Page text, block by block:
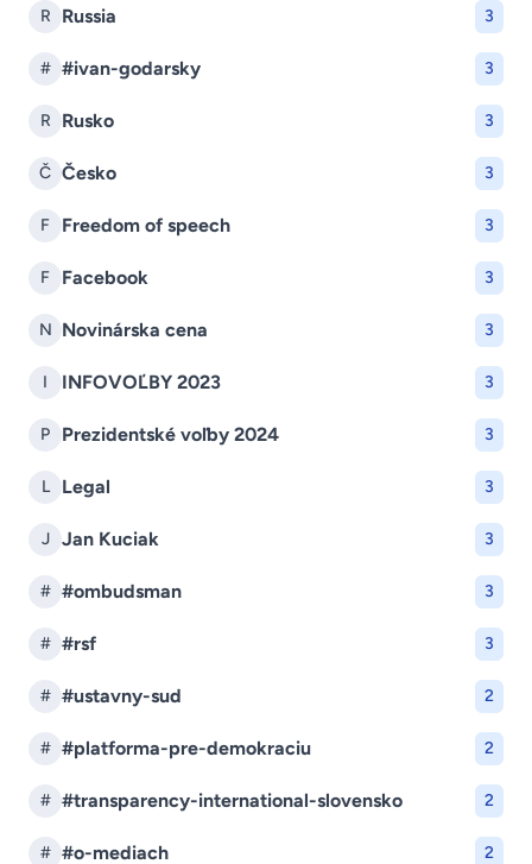
R Russia 3
# #ivan-godarsky 3
R Rusko 3
Č Česko 3
F Freedom of speech 3
F Facebook 3
N Novinárska cena 3
I INFOVOĽBY 2023 3
P Prezidentské voľby 2024 3
L Legal 3
J Jan Kuciak 3
# #ombudsman 3
# #rsf 3
# #ustavny-sud 2
# #platforma-pre-demokraciu 2
# #transparency-international-slovensko 2
# #o-mediach 2